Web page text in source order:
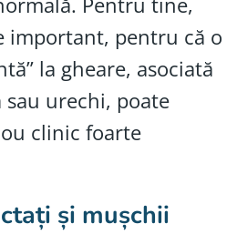
important, pentru că o
la gheare, asociată
urechi, poate
clinic foarte
și mușchii